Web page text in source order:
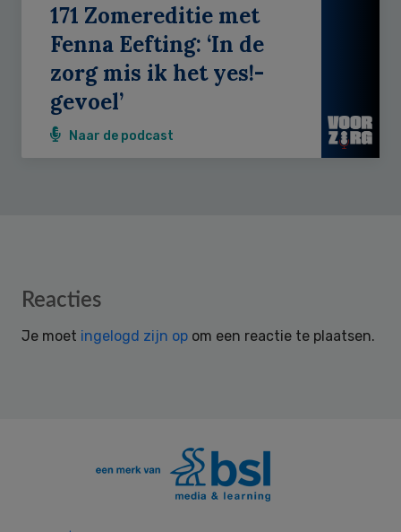
171 Zomereditie met
Fenna Eefting: ‘In de
zorg mis ik het yes!-
gevoel’
Naar de podcast
Reader
Reacties
Je moet ingelogd zijn op om een reactie te plaatsen.